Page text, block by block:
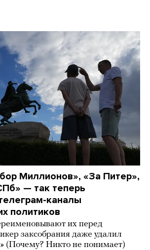
Миллионов», «За Питер»,
— так теперь
каналы
политиков
их перед
заксобрания даже удалил
(Почему? Никто не понимает)